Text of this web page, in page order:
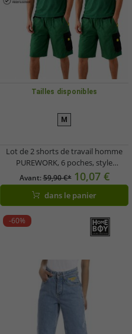
Tailles disponibles
M
Lot de 2 shorts de travail homme
PUREWORK, 6 poches, style
bermuda cargo, pantalon de travail
éco-responsable, idéal pour le
jardinage, vert/noir/jaune
Avant:59,90 €* 10,07 €
dans le panier
-60%